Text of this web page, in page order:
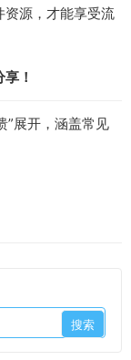
资源，才能享受流
！
”展开，涵盖常见